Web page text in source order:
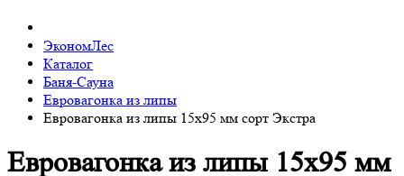
ЭкономЛес
Каталог
Баня-Сауна
Евровагонка из липы
Евровагонка из липы 15х95 мм сорт Экстра
Евровагонка из липы 15х95 мм